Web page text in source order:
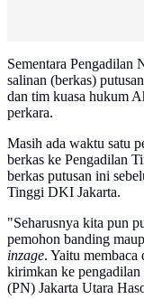
Sementara Pengadilan
salinan (berkas)
dan tim kuasa hukum
perkara.
Masih ada waktu satu
berkas ke Pengadilan
berkas putusan ini
Tinggi DKI Jakarta.
"Seharusnya kita pun
pemohon banding
inzage. Yaitu membaca
kirimkan ke
(PN) Jakarta Utara